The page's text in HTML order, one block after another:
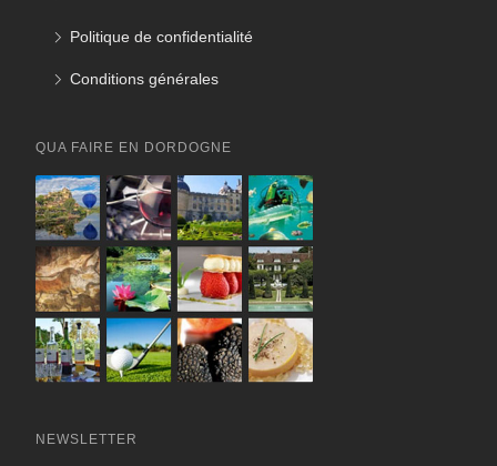
Politique de confidentialité
Conditions générales
QUA FAIRE EN DORDOGNE
NEWSLETTER